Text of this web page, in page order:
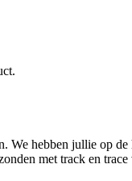
We hebben jullie op
met track en